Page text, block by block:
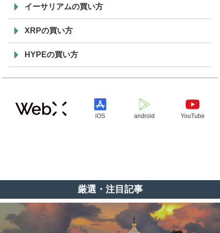
イーサリアムの買い方
XRPの買い方
HYPEの買い方
iOS android YouTube
厳選・注目記事